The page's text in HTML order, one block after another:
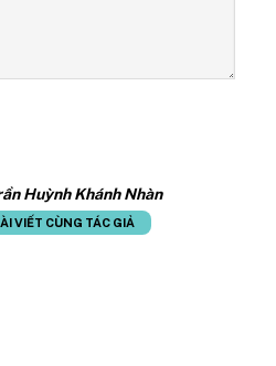
Huỳnh Khánh Nhàn
VIẾT CÙNG TÁC GIẢ